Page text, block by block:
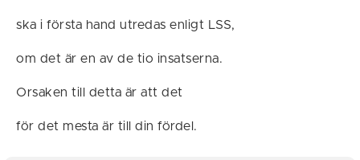
ska i första hand utredas enligt LSS,
om det är en av de tio insatserna.
Orsaken till detta är att det
för det mesta är till din fördel.